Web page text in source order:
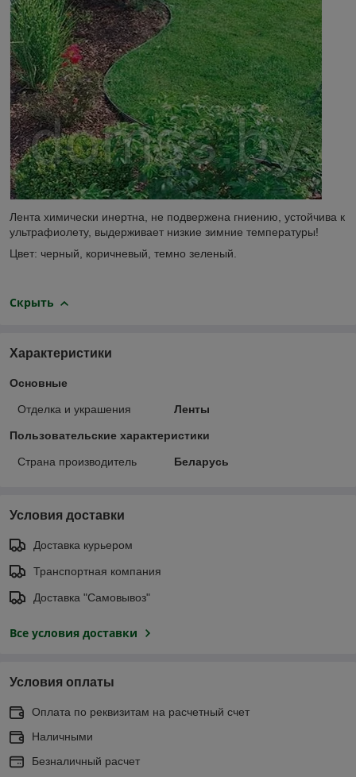
Лента химически инертна, не подвержена гниению, устойчива к
ультрафиолету, выдерживает низкие зимние температуры!
Цвет: черный, коричневый, темно зеленый.
Скрыть
Характеристики
Основные
Отделка и украшения Ленты
Пользовательские характеристики
Страна производитель Беларусь
Условия доставки
Доставка курьером
Транспортная компания
Доставка "Самовывоз"
Все условия доставки
Условия оплаты
Оплата по реквизитам на расчетный счет
Наличными
Безналичный расчет